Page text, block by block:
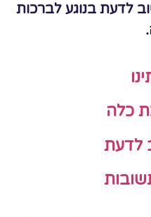
לדעת בנוגע לברכות
כלה
לדעת